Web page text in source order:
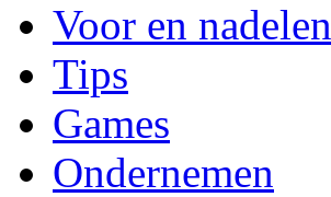
Voor en nadelen
Tips
Games
Ondernemen